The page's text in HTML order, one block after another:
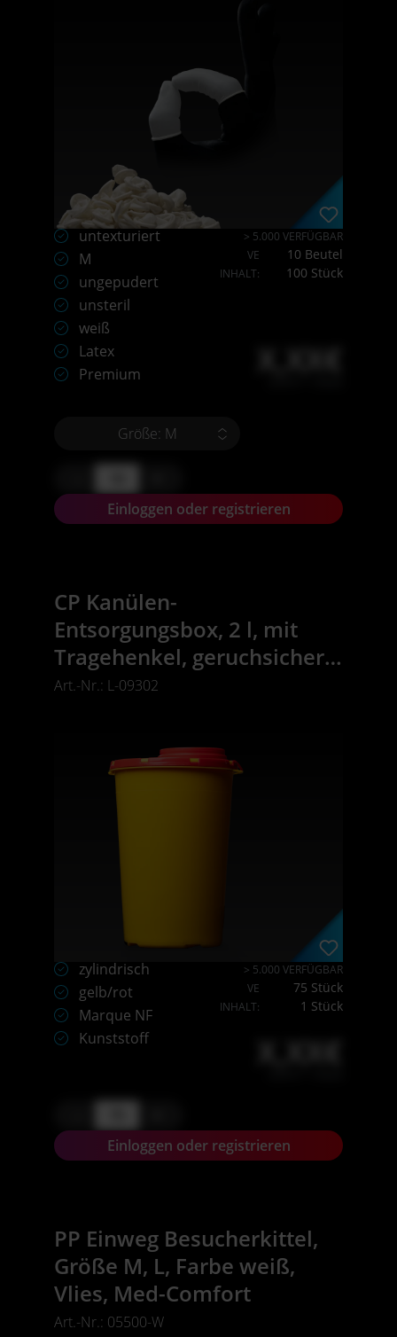
untexturiert
M
ungepudert
unsteril
weiß
Latex
Premium
> 5.000 VERFÜGBAR
VE
10 Beutel
INHALT: 100 Stück
X,XX€
Größe: M
Einloggen oder registrieren
CP Kanülen-
Entsorgungsbox, 2 l, mit
Tragehenkel, geruchsicher,
auslaufsicher
Art.-Nr.: L-09302
zylindrisch
gelb/rot
Marque NF
Kunststoff
> 5.000 VERFÜGBAR
VE
75 Stück
INHALT: 1 Stück
X,XX€
Einloggen oder registrieren
PP Einweg Besucherkittel,
Größe M, L, Farbe weiß,
Vlies, Med-Comfort
Art.-Nr.: 05500-W